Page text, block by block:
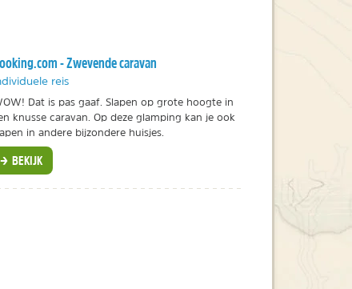
- Zwevende caravan
reis
Dat is pas gaaf. Slapen op grote hoogte in
knusse caravan. Op deze glamping kan je ook
in andere bijzondere huisjes.
BEKIJK